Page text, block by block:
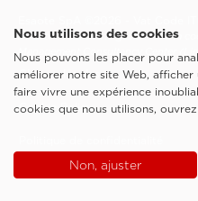
Esaote SpA ©2026 - Vat Code
Société soumise à la gestion et à la
Management Consultancy Center
Clauses légales
Cookie Policy
Nous utilisons des cookies
Nous pouvons les placer pour
améliorer notre site Web,
faire vivre une expérience
cookies que nous utilisons,
Non, ajuster